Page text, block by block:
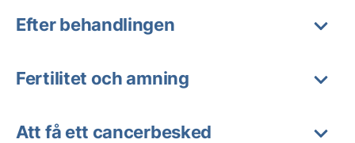
Efter behandlingen
Fertilitet och amning
Att få ett cancerbesked